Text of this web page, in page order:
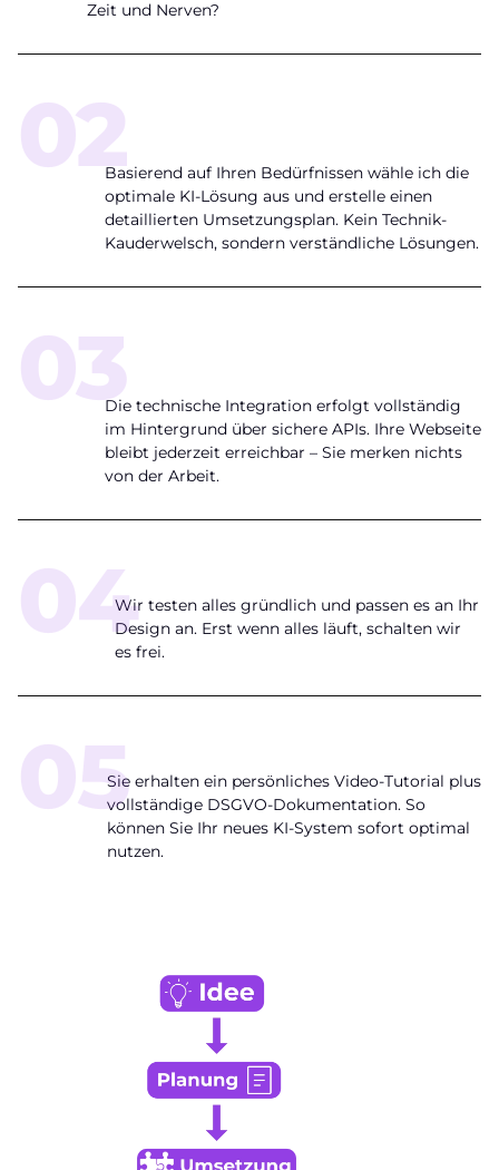
Zeit und Nerven?
02Maßgeschneidertes
Konzept
Basierend auf Ihren Bedürfnissen wähle ich die
optimale KI-Lösung aus und erstelle einen
detaillierten Umsetzungsplan. Kein Technik-
Kauderwelsch, sondern verständliche Lösungen.
03Professionelle
Umsetzung
Die technische Integration erfolgt vollständig
im Hintergrund über sichere APIs. Ihre Webseite
bleibt jederzeit erreichbar – Sie merken nichts
von der Arbeit.
04Feintuning & Tests
Wir testen alles gründlich und passen es an Ihr
Design an. Erst wenn alles läuft, schalten wir
es frei.
05Übergabe & Schulung
Sie erhalten ein persönliches Video-Tutorial plus
vollständige DSGVO-Dokumentation. So
können Sie Ihr neues KI-System sofort optimal
nutzen.